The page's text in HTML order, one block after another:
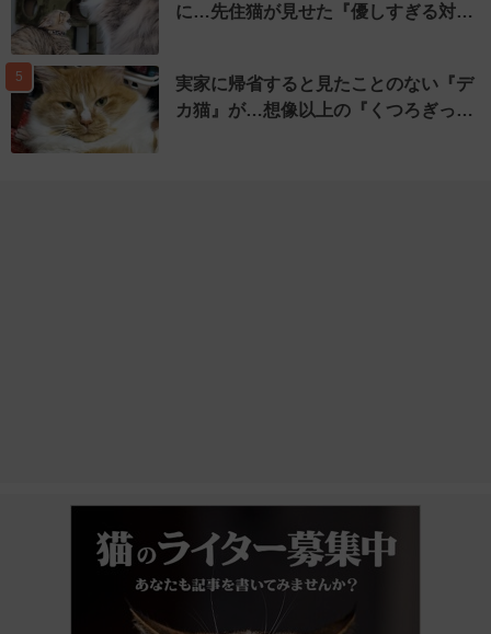
に…先住猫が見せた『優しすぎる対…
5
実家に帰省すると見たことのない『デ
カ猫』が…想像以上の『くつろぎっ…